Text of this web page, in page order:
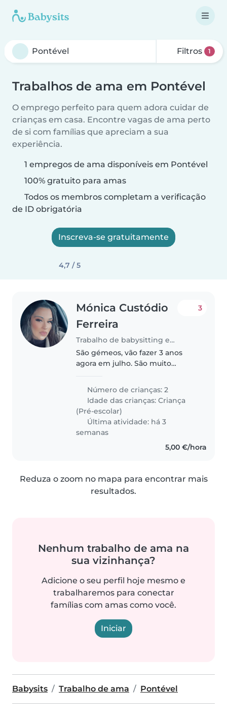
Filtros 1
Trabalhos de ama em Pontével
O emprego perfeito para quem adora cuidar de
crianças em casa. Encontre vagas de ama perto
de si com famílias que apreciam a sua
experiência.
1 empregos de ama disponíveis em Pontével
100% gratuito para amas
Todos os membros completam a verificação
de ID obrigatória
Inscreva-se gratuitamente
4,7 / 5
Mónica Custódio
Ferreira
Trabalho de babysitting em Pontével
3
São gémeos, vão fazer 3 anos
agora em julho. São muito
chocam os dois, são energéticos
e adoram jogar à bola, com
personalidade
Número de crianças: 2
Idade das crianças:Criança
(Pré-escolar)
Última atividade: há 3
semanas
5,00 €/hora
Reduza o zoom no mapa para encontrar mais
resultados.
Nenhum trabalho de ama na
sua vizinhança?
Adicione o seu perfil hoje mesmo e
trabalharemos para conectar
famílias com amas como você.
Iniciar
Babysits Trabalho de ama Pontével